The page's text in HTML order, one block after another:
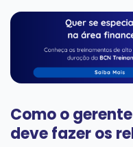
Como o
deve fazer os